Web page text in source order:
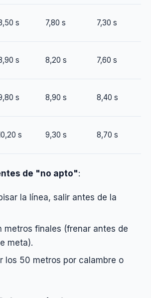
s 7,80 s 7,30 s
s 8,20 s 7,60 s
s 8,90 s 8,40 s
s 9,30 s 8,70 s
de "no apto":
la línea, salir antes de la
metros finales (frenar antes de
meta).
los 50 metros por calambre o